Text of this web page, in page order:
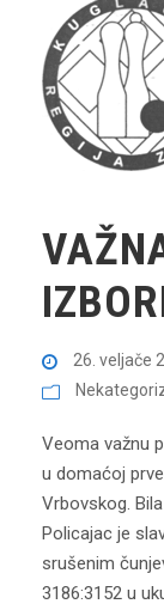
26. veljače
Veoma važnu
u domaćoj
Vrbovskog.
Policajac je
srušenim
3186:3152 u